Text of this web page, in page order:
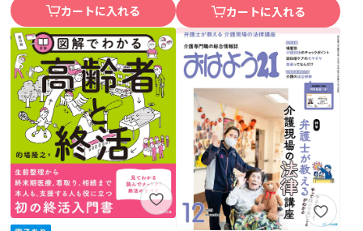
カートに入れる
カートに入れる